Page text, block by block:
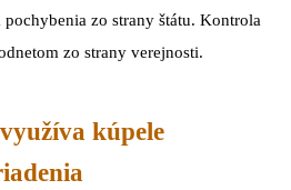
zo strany štátu. Kontrola
zo strany verejnosti.
kúpele